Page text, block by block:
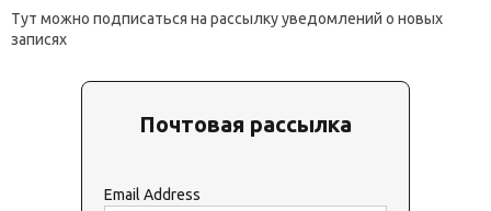
Тут можно подписаться на рассылку уведомлений о новых
записях
Почтовая рассылка
Email Address